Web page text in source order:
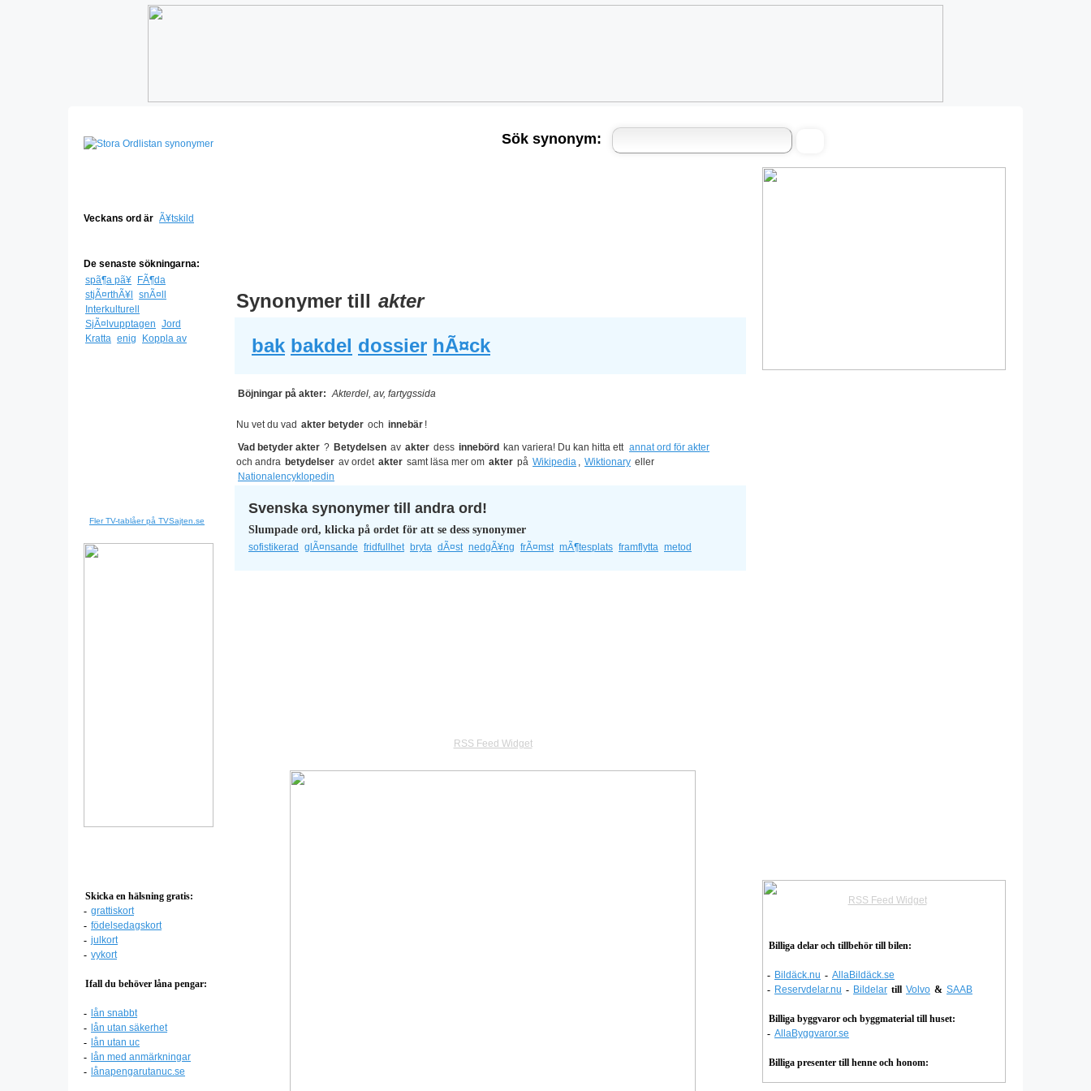
Veckans ord är Ã¥tskild
De senaste sökningarna:
spã¶a pã¥
FÃ¶da
stjÃ¤rthÃ¥l
snÃ¤ll
Interkulturell
SjÃ¤lvupptagen Jord
Kratta enig Koppla av
Fler TV-tablåer på TVSajten.se
Skicka en hälsning gratis:
- grattiskort
- födelsedagskort
- julkort
- vykort
Ifall du behöver låna pengar:
- lån snabbt
- lån utan säkerhet
- lån utan uc
- lån med anmärkningar
- lånapengarutanuc.se
RSS Feed Widget
Billiga delar och tillbehör till bilen:
- Bildäck.nu - AllaBildäck.se
- Reservdelar.nu - Bildelar till Volvo & SAAB
Billiga byggvaror och byggmaterial till huset:
- AllaByggvaror.se
Billiga presenter till henne och honom:
Sök synonym:
Synonymer till akter
bak bakdel dossier hÃ¤ck
Böjningar på akter: Akterdel, av, fartygssida
Nu vet du vad akter betyder och innebär !
Vad betyder akter ? Betydelsen av akter dess innebörd kan variera! Du kan hitta ett annat ord för akter
och andra betydelser av ordet akter samt läsa mer om akter på Wikipedia , Wiktionary eller
Nationalencyklopedin
Svenska synonymer till andra ord!
Slumpade ord, klicka på ordet för att se dess synonymer
sofistikerad glÃ¤nsande fridfullhet bryta dÃ¤st nedgÃ¥ng frÃ¤mst mÃ¶tesplats framflytta metod
RSS Feed Widget